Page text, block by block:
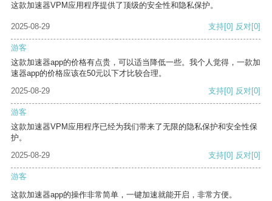
这款加速器VPM应用程序提供了顶级的安全性和隐私保护。
2025-08-29 支持[0] 反对[0]
游客
这款加速器app的价格有点贵，可以适当降低一些。我个人觉得，一款加
速器app的价格应该在50元以下才比较合理。
2025-08-29
支持[0] 反对[0]
游客
这款加速器VPM应用程序已经为我们带来了无限的隐私保护和安全性保
护。
2025-08-29
支持[0] 反对[0]
游客
这款加速器app的操作非常简单，一键加速就能开启，非常方便。